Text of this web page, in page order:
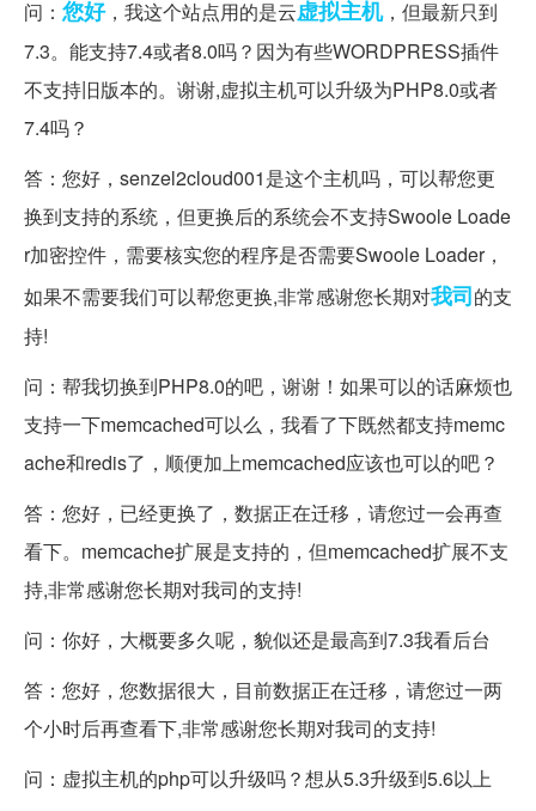
问： 您好，我这个站点用的是云虚拟主机，但最新只到
7.3。能支持7.4或者8.0吗？因为有些WORDPRESS插件
不支持旧版本的。谢谢,虚拟主机可以升级为PHP8.0或者
7.4吗？
答：您好，senzel2cloud001是这个主机吗，可以帮您更
换到支持的系统，但更换后的系统会不支持Swoole Loade
r加密控件，需要核实您的程序是否需要Swoole Loader，
如果不需要我们可以帮您更换,非常感谢您长期对我司的支
持!
问：帮我切换到PHP8.0的吧，谢谢！如果可以的话麻烦也
支持一下memcached可以么，我看了下既然都支持memc
ache和redis了，顺便加上memcached应该也可以的吧？
答：您好，已经更换了，数据正在迁移，请您过一会再查
看下。memcache扩展是支持的，但memcached扩展不支
持,非常感谢您长期对我司的支持!
问：你好，大概要多久呢，貌似还是最高到7.3我看后台
答：您好，您数据很大，目前数据正在迁移，请您过一两
个小时后再查看下,非常感谢您长期对我司的支持!
问：虚拟主机的php可以升级吗？想从5.3升级到5.6以上